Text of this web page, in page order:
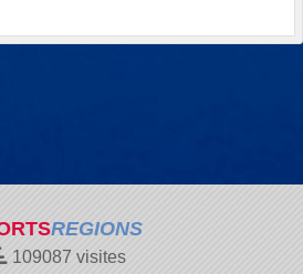
REGIONS
109087 visites